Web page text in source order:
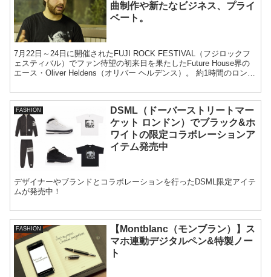
曲制作や新たなビジネス、プライ
ベート。
7月22日～24日に開催されたFUJI ROCK FESTIVAL（フジロックフ
ェスティバル）でファン待望の初来日を果たしたFuture House界の
エース・Oliver Heldens（オリバー ヘルデンス）。 約1時間のロング
などを語ってくれました。
FASHION
DSML（ドーバーストリートマー
ケット ロンドン）でブラック&ホ
ワイトの限定コラボレーションア
イテム発売中
デザイナーやブランドとコラボレーションを行ったDSML限定アイテ
ムが発売中！
FASHION
【Montblanc（モンブラン）】ス
マホ連動デジタルペン&特製ノー
ト